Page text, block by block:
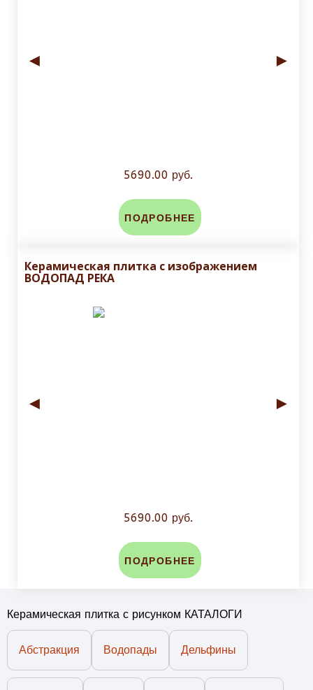
◄ ►
5690.00 руб.
ПОДРОБНЕЕ
Керамическая плитка с изображением
ВОДОПАД РЕКА
◄ ►
5690.00 руб.
ПОДРОБНЕЕ
Керамическая плитка с рисунком КАТАЛОГИ
Абстракция Водопады Дельфины